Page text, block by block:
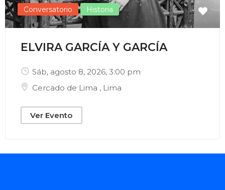
Conversatorio Historia
ELVIRA GARCÍA Y GARCÍA
Sáb, agosto 8, 2026, 3:00 pm
Cercado de Lima , Lima
Ver Evento